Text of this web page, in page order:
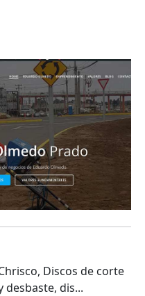
Discos de corte
desbaste, dis...